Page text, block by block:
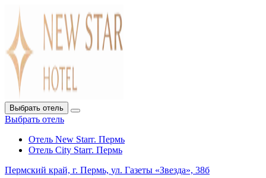
Выбрать отель
Выбрать отель
Отель New Starг. Пермь
Отель City Starг. Пермь
Пермский край, г. Пермь, ул. Газеты «Звезда», 38б